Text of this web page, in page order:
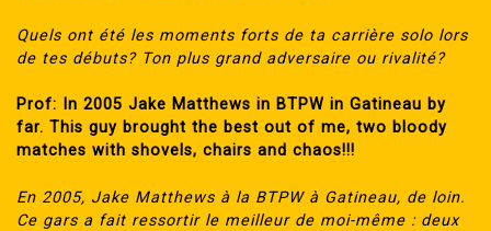
Quels ont été les moments forts de ta carrière solo lors
de tes débuts? Ton plus grand adversaire ou rivalité?
Prof: In 2005 Jake Matthews in BTPW in Gatineau by
far. This guy brought the best out of me, two bloody
matches with shovels, chairs and chaos!!!
En 2005, Jake Matthews à la BTPW à Gatineau, de loin.
Ce gars a fait ressortir le meilleur de moi-même : deux